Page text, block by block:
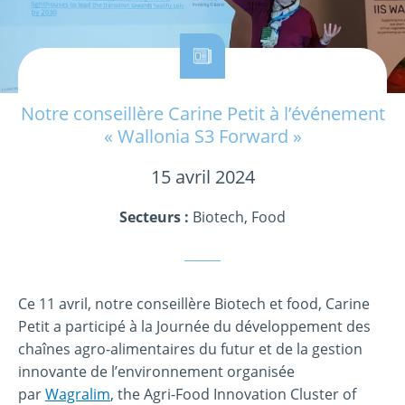
Notre conseillère Carine Petit à l’événement
« Wallonia S3 Forward »
15 avril 2024
Secteurs : Biotech, Food
Ce 11 avril, notre conseillère Biotech et food, Carine
Petit a participé à la Journée du développement des
chaînes agro-alimentaires du futur et de la gestion
innovante de l’environnement organisée
parWagralim, the Agri-Food Innovation Cluster of